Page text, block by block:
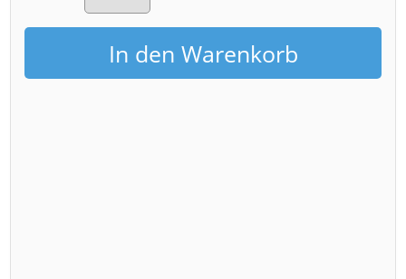
Moritzburg
Luftbild
MengeIn den Warenkorb